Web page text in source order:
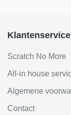
Klantenservice
Scratch No More
All-in house
Algemene
Contact